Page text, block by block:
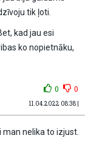
tik ļoti.
kad jau esi
ko nopietnāku,
0 0
11.04.2022 08:38 |
man nelika to izjust.